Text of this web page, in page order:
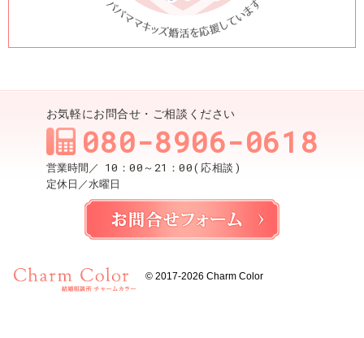
お気軽にお問合せ・ご相談ください
080-8906-0618
営業時間／ 10：00～21：00(応相談)
定休日／水曜日
© 2017-2026 Charm Color